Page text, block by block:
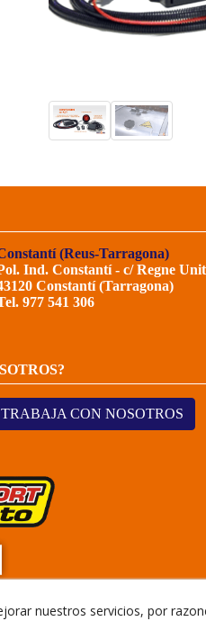
(Reus-Tarragona)
Ind. Constantí - c/ Regne
Constantí (Tarragona)
977 541 306
CON NOSOTROS
nuestros servicios, por